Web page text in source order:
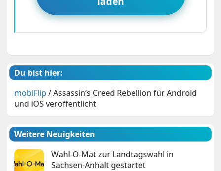
Du bist hier:
mobiFlip /Assassin’s Creed Rebellion für Android
und iOS veröffentlicht
Weitere Neuigkeiten
Wahl-O-Mat zur Landtagswahl in
Sachsen-Anhalt gestartet